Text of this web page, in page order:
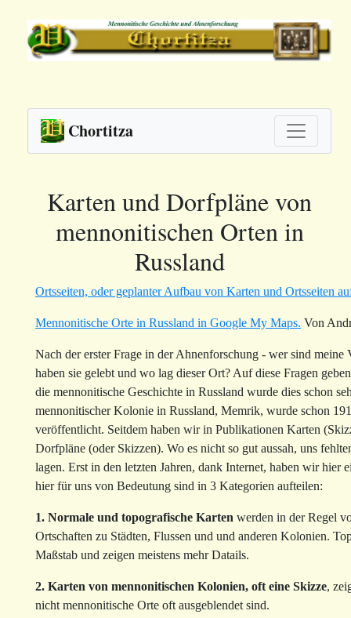
Chortitza
Karten und Dorfpläne von
mennonitischen Orten in
Russland
Ortsseiten, oder geplanter Aufbau von Karten und Ortsseiten
Mennonitische Orte in Russland in Google My Maps. Von
Nach der erster Frage in der Ahnenforschung - wer sind
haben sie gelebt und wo lag dieser Ort? Auf diese Fragen
die mennonitische Geschichte in Russland wurde dies schon
mennonitischer Kolonie in Russland, Memrik, wurde schon
veröffentlicht. Seitdem haben wir in Publikationen Karten
Dorfpläne (oder Skizzen). Wo es nicht so gut aussah, uns
lagen. Erst in den letzten Jahren, dank Internet, haben wir
hier für uns von Bedeutung sind in 3 Kategorien aufteilen:
1. Normale und topografische Karten werden in der Regel
Ortschaften zu Städten, Flussen und und anderen Kolonien.
Maßstab und zeigen meistens mehr Datails.
2. Karten von mennonitischen Kolonien, oft eine Skizze,
nicht mennonitische Orte oft ausgeblendet sind.